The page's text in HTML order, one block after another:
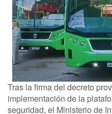
Tras la firma del decreto
implementación de la
seguridad, el Ministerio de